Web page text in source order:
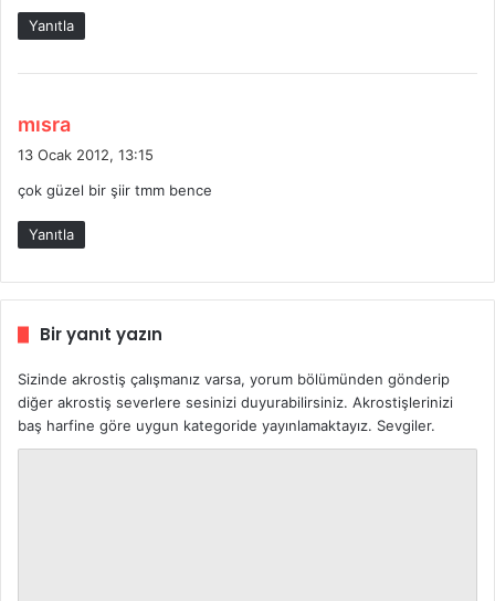
i
:
Yanıtla
mısra
e
i
k
i
13 Ocak 2012, 13:15
çok güzel bir şiir tmm bence
Yanıtla
Bir yanıt yazın
Sizinde akrostiş çalışmanız varsa, yorum bölümünden gönderip
diğer akrostiş severlere sesinizi duyurabilirsiniz. Akrostişlerinizi
baş harfine göre uygun kategoride yayınlamaktayız. Sevgiler.